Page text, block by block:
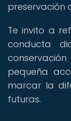
preservación
Te invito a
conducta
pequeña
marcar la
futuras.